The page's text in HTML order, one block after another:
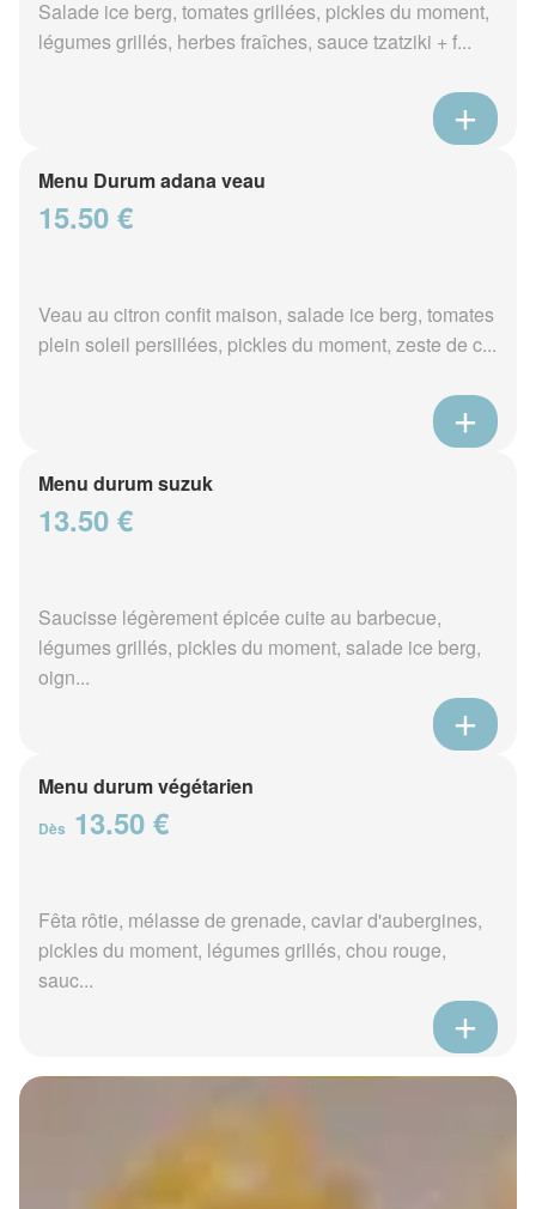
Salade ice berg, tomates grillées, pickles du moment,
légumes grillés, herbes fraîches, sauce tzatziki + f...
Menu Durum adana veau
15.50 €
Veau au citron confit maison, salade ice berg, tomates
plein soleil persillées, pickles du moment, zeste de c...
Menu durum suzuk
13.50 €
Saucisse légèrement épicée cuite au barbecue,
légumes grillés, pickles du moment, salade ice berg,
oign...
Menu durum végétarien
Dès 13.50 €
Fêta rôtie, mélasse de grenade, caviar d'aubergines,
pickles du moment, légumes grillés, chou rouge,
sauc...